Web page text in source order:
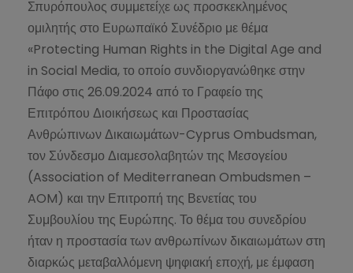
Σπυρόπουλος συμμετείχε ως προσκεκλημένος
ομιλητής στο Ευρωπαϊκό Συνέδριο με θέμα
«Protecting Human Rights in the Digital Age and
in Social Media, το οποίο συνδιοργανώθηκε στην
Πάφο στις 26.09.2024 από το Γραφείο της
Επιτρόπου Διοικήσεως και Προστασίας
Ανθρώπινων Δικαιωμάτων-Cyprus Ombudsman,
τον Σύνδεσμο Διαμεσολαβητών της Μεσογείου
(Association of Mediterranean Ombudsmen –
AOM) και την Επιτροπή της Βενετίας του
Συμβουλίου της Ευρώπης. Το θέμα του συνεδρίου
ήταν η προστασία των ανθρωπίνων δικαιωμάτων στη
διαρκώς μεταβαλλόμενη ψηφιακή εποχή, με έμφαση